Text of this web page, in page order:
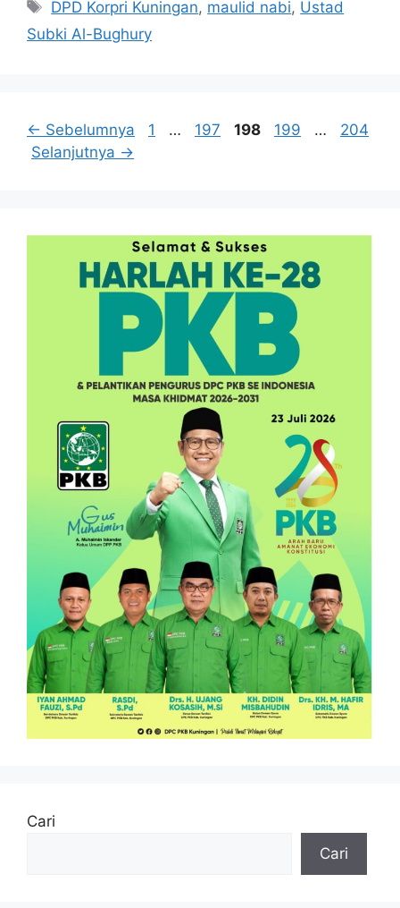
DPD Korpri Kuningan, maulid nabi, Ustad
Subki Al-Bughury
← Sebelumnya Halaman
1 … Halaman
197 Halaman
198 Halaman
199 …
204
Selanjutnya →
Cari
Cari